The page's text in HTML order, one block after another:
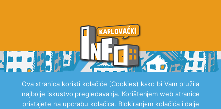
O NAMA
Ova stranica koristi kolačiće (Cookies) kako bi Vam pružila
najbolje iskustvo pregledavanja. Korištenjem web stranice
pristajete na uporabu kolačića. Blokiranjem kolačića i dalje